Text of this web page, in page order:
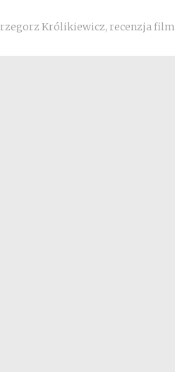
Królikiewicz, recenzja